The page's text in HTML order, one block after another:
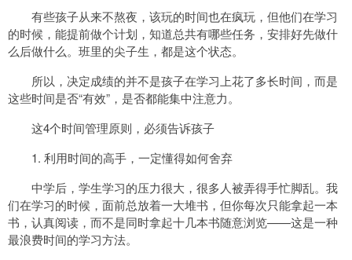
有些孩子从来不熬夜，该玩的时间也在疯玩，但他们在学习
的时候，能提前做个计划，知道总共有哪些任务，安排好先做什
么后做什么。班里的尖子生，都是这个状态。
所以，决定成绩的并不是孩子在学习上花了多长时间，而是
这些时间是否“有效”，是否都能集中注意力。
这4个时间管理原则，必须告诉孩子
1. 利用时间的高手，一定懂得如何舍弃
中学后，学生学习的压力很大，很多人被弄得手忙脚乱。我
们在学习的时候，面前总放着一大堆书，但你每次只能拿起一本
书，认真阅读，而不是同时拿起十几本书随意浏览——这是一种
最浪费时间的学习方法。